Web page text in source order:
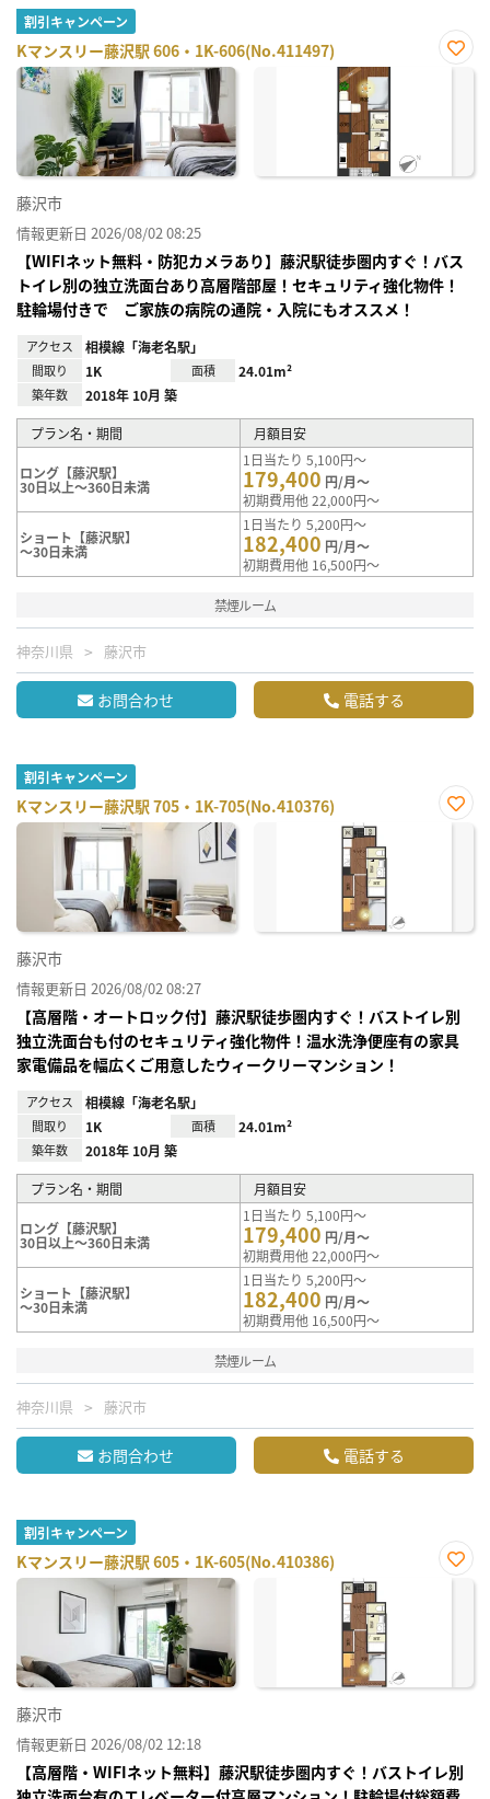
割引キャンペーン
Kマンスリー藤沢駅 606・1K-606(No.411497)
お気
藤沢市
情報更新日 2026/08/02 08:25
【WIFIネット無料・防犯カメラあり】藤沢駅徒歩圏内すぐ！バス
トイレ別の独立洗面台あり高層階部屋！セキュリティ強化物件！
駐輪場付きで ご家族の病院の通院・入院にもオススメ！
アクセス 相模線「海老名駅」
間取り 1K 面積 24.01m²
築年数 2018年 10月 築
プラン名・期間 月額目安
ロング【藤沢駅】
30日以上～360日未満
1日当たり 5,100円～
179,400 円/月～
初期費用他 22,000円～
ショート【藤沢駅】
～30日未満
1日当たり 5,200円～
182,400 円/月～
初期費用他 16,500円～
禁煙ルーム
神奈川県 藤沢市
お問合わせ 電話する
割引キャンペーン
Kマンスリー藤沢駅 705・1K-705(No.410376)
お気
藤沢市
情報更新日 2026/08/02 08:27
【高層階・オートロック付】藤沢駅徒歩圏内すぐ！バストイレ別
独立洗面台も付のセキュリティ強化物件！温水洗浄便座有の家具
家電備品を幅広くご用意したウィークリーマンション！
アクセス 相模線「海老名駅」
間取り 1K 面積 24.01m²
築年数 2018年 10月 築
プラン名・期間 月額目安
ロング【藤沢駅】
30日以上～360日未満
1日当たり 5,100円～
179,400 円/月～
初期費用他 22,000円～
ショート【藤沢駅】
～30日未満
1日当たり 5,200円～
182,400 円/月～
初期費用他 16,500円～
禁煙ルーム
神奈川県 藤沢市
お問合わせ 電話する
割引キャンペーン
Kマンスリー藤沢駅 605・1K-605(No.410386)
お気
藤沢市
情報更新日 2026/08/02 12:18
【高層階・WIFIネット無料】藤沢駅徒歩圏内すぐ！バストイレ別